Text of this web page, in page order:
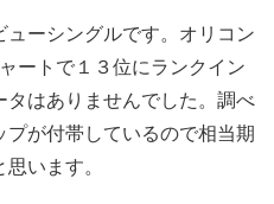
ーシングルです。オリコン
ートで１３位にランクイン
タはありませんでした。調べ
が付帯しているので相当期
います。